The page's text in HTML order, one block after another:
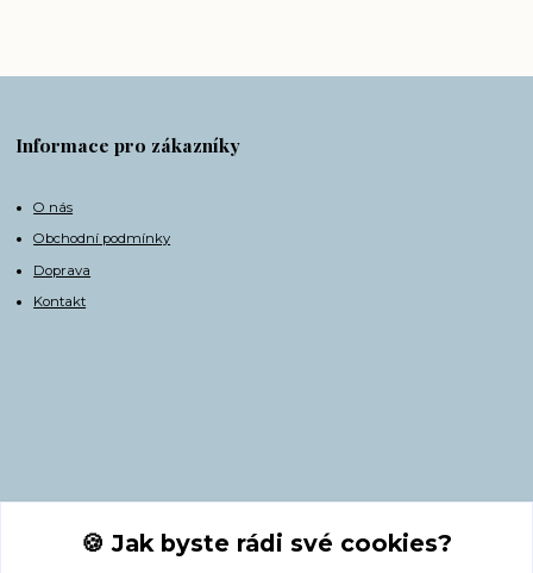
Informace pro zákazníky
O nás
Obchodní podmínky
Doprava
Kontakt
Kontakty🍪 Jak byste rádi své cookies?